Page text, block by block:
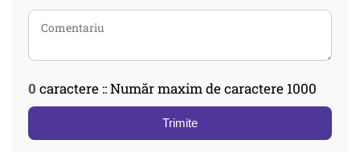
0 caractere :: Număr maxim de caractere 1000
Trimite